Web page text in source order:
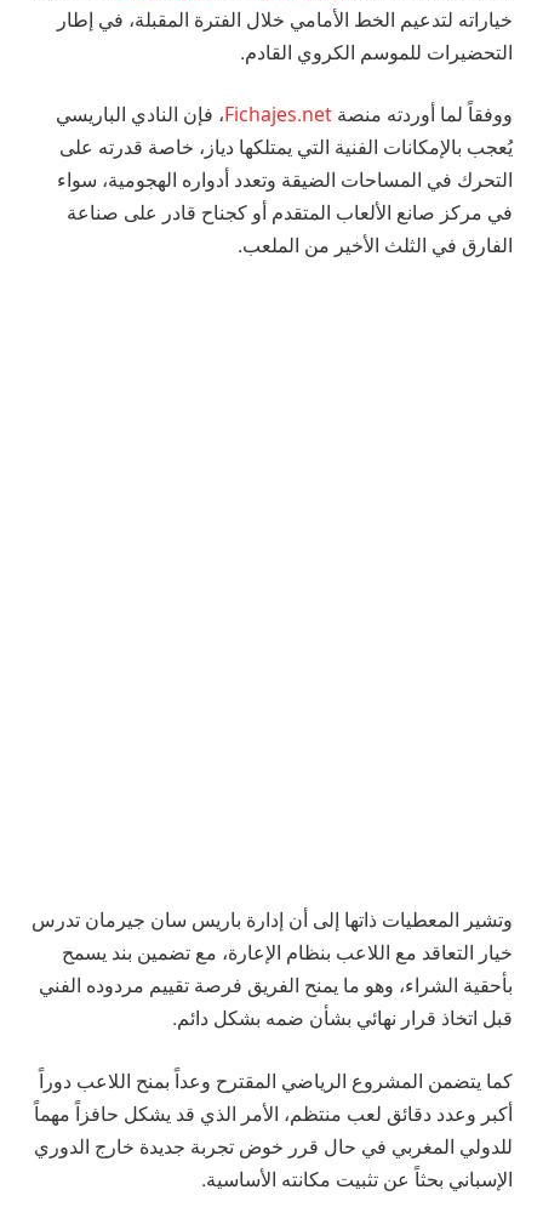
خياراته لتدعيم الخط الأمامي خلال الفترة المقبلة، في إطار
التحضيرات للموسم الكروي القادم.
ووفقاً لما أوردته منصةFichajes.net، فإن النادي الباريسي
يُعجب بالإمكانات الفنية التي يمتلكها دياز، خاصة قدرته على
التحرك في المساحات الضيقة وتعدد أدواره الهجومية، سواء
في مركز صانع الألعاب المتقدم أو كجناح قادر على صناعة
الفارق في الثلث الأخير من الملعب.
وتشير المعطيات ذاتها إلى أن إدارة باريس سان جيرمان تدرس
خيار التعاقد مع اللاعب بنظام الإعارة، مع تضمين بند يسمح
بأحقية الشراء، وهو ما يمنح الفريق فرصة تقييم مردوده الفني
قبل اتخاذ قرار نهائي بشأن ضمه بشكل دائم.
كما يتضمن المشروع الرياضي المقترح وعداً بمنح اللاعب دوراً
أكبر وعدد دقائق لعب منتظم، الأمر الذي قد يشكل حافزاً مهماً
للدولي المغربي في حال قرر خوض تجربة جديدة خارج الدوري
الإسباني بحثاً عن تثبيت مكانته الأساسية.